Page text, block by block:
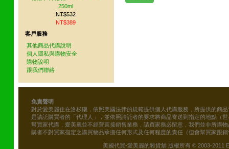
250ml
NT$532
NT$389
客戶服務
其他商品代購說明
個人隱私與購物安全
購物說明
跟我們聯絡
免責聲明
對於愛美麗住在洛杉磯，依照美國法律的規範提供個人代購服務，所提供的商
是請託購買者的「代理人」，並依照請託者的要求將商品寄送到指定的地點（
幫買家代購，愛美麗並不經營直接銷售業務，請買家務必留意，我們並非所購
購者不對買家指定之購買物品承擔任何形式及任何程度的責任（但會幫買家跟
美國代買-愛美麗的雜貨舖 版權所有 © 2003-2011